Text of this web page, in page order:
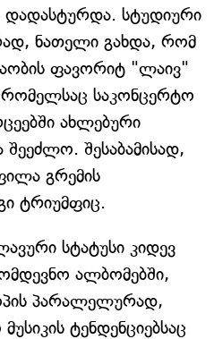
დადასტურდა. სტუდიური
ნათელი გახდა, რომ
ფავორიტ "ლაივ"
საკონცერტო
ახლებური
შეეძლო. შესაბამისად,
გრემის
ტრიუმფიც.
სტატუსი კიდევ
ალბომებში,
პარალელურად,
ტენდენციებსაც